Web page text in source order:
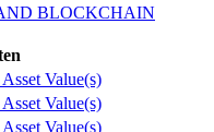
BLOCKCHAIN
Value(s)
Value(s)
Value(s)